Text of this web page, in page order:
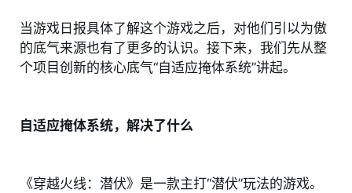
当游戏日报具体了解这个游戏之后，对他们引以为傲
的底气来源也有了更多的认识。接下来，我们先从整
个项目创新的核心底气“自适应掩体系统”讲起。
自适应掩体系统，解决了什么
《穿越火线：潜伏》是一款主打“潜伏”玩法的游戏。